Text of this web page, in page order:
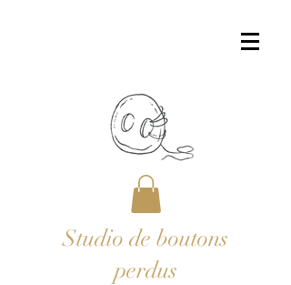
Studio de boutons
perdus